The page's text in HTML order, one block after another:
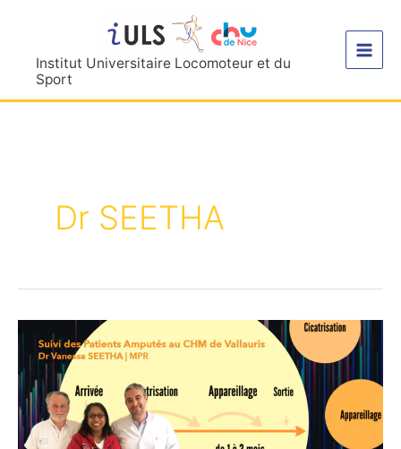
contenuInstitut Universitaire Locomoteur et du
Sport
Dr SEETHA